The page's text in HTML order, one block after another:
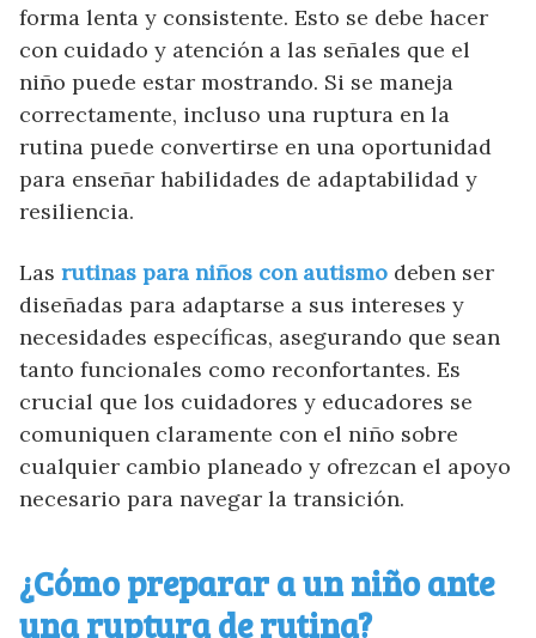
forma lenta y consistente. Esto se debe hacer
con cuidado y atención a las señales que el
niño puede estar mostrando. Si se maneja
correctamente, incluso una ruptura en la
rutina puede convertirse en una oportunidad
para enseñar habilidades de adaptabilidad y
resiliencia.
Las rutinas para niños con autismo deben ser
diseñadas para adaptarse a sus intereses y
necesidades específicas, asegurando que sean
tanto funcionales como reconfortantes. Es
crucial que los cuidadores y educadores se
comuniquen claramente con el niño sobre
cualquier cambio planeado y ofrezcan el apoyo
necesario para navegar la transición.
¿Cómo preparar a un niño ante
una ruptura de rutina?